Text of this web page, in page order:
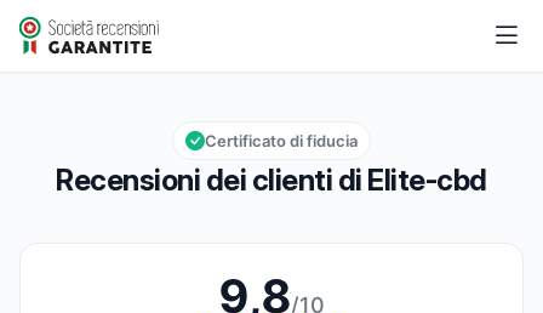
Elite-cbd
Valutazione globale: 9,8 su 10
9,8/10
Recensioni dei clienti di Elite-cbd
Certificato di fiducia
9,8/10